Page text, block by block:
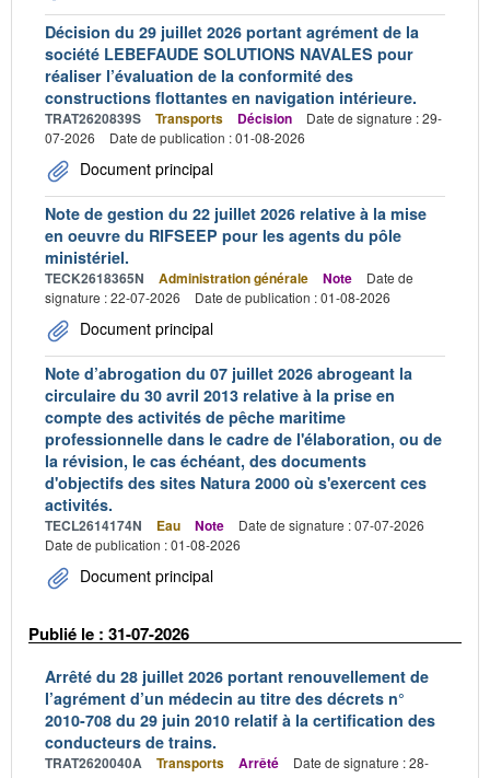
Décision du 29 juillet 2026 portant agrément de la
société LEBEFAUDE SOLUTIONS NAVALES pour
réaliser l’évaluation de la conformité des
constructions flottantes en navigation intérieure.
TRAT2620839S Transports Décision
Date de signature : 29-
07-2026
Date de publication : 01-08-2026
Document principal
Note de gestion du 22 juillet 2026 relative à la mise
en oeuvre du RIFSEEP pour les agents du pôle
ministériel.
TECK2618365N Administration générale Note
Date de
signature : 22-07-2026
Date de publication : 01-08-2026
Document principal
Note d’abrogation du 07 juillet 2026 abrogeant la
circulaire du 30 avril 2013 relative à la prise en
compte des activités de pêche maritime
professionnelle dans le cadre de l'élaboration, ou de
la révision, le cas échéant, des documents
d'objectifs des sites Natura 2000 où s'exercent ces
activités.
TECL2614174N Eau Note
Date de signature : 07-07-2026
Date de publication : 01-08-2026
Document principal
Publié le : 31-07-2026
Arrêté du 28 juillet 2026 portant renouvellement de
l’agrément d’un médecin au titre des décrets n°
2010-708 du 29 juin 2010 relatif à la certification des
conducteurs de trains.
TRAT2620040A Transports Arrêté
Date de signature : 28-